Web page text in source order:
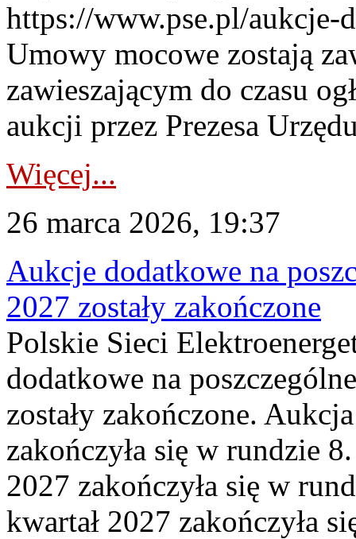
https://www.pse.pl/aukcje-
Umowy mocowe zostają
zawieszającym do czasu
aukcji przez Prezesa
Więcej...
26 marca 2026, 19:37
Aukcje dodatkowe na
2027 zostały zakończone
Polskie Sieci
dodatkowe na
zostały zakończone.
zakończyła się w rundzie
2027 zakończyła się w
kwartał 2027 zakończyła